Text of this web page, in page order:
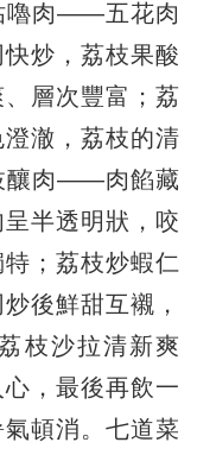
嚕肉——五花肉
炒，荔枝果酸
層次豐富；荔
澈，荔枝的清
釀肉——肉餡藏
半透明狀，咬
；荔枝炒蝦仁
後鮮甜互襯，
枝沙拉清新爽
，最後再飲一
頓消。七道菜